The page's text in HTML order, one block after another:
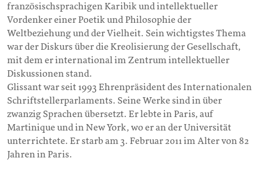
französischsprachigen Karibik und intellektueller
Vordenker einer Poetik und Philosophie der
Weltbeziehung und der Vielheit. Sein wichtigstes Thema
war der Diskurs über die Kreolisierung der Gesellschaft,
mit dem er international im Zentrum intellektueller
Diskussionen stand.
Glissant war seit 1993 Ehrenpräsident des Internationalen
Schriftstellerparlaments. Seine Werke sind in über
zwanzig Sprachen übersetzt. Er lebte in Paris, auf
Martinique und in New York, wo er an der Universität
unterrichtete. Er starb am 3. Februar 2011 im Alter von 82
Jahren in Paris.